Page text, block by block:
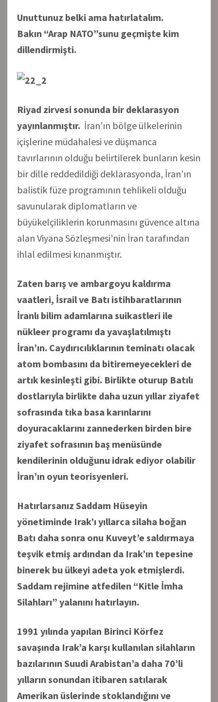
Unuttunuz belki ama hatırlatalım.
Bakın “Arap NATO”sunu geçmişte kim
dillendirmişti.
Riyad zirvesi sonunda bir deklarasyon
yayınlanmıştır. İran’ın bölge ülkelerinin
içişlerine müdahalesi ve düşmanca
tavırlarının olduğu belirtilerek bunların kesin
bir dille reddedildiği deklarasyonda, İran’ın
balistik füze programının tehlikeli olduğu
savunularak diplomatların ve
büyükelçiliklerin korunmasını güvence altına
alan Viyana Sözleşmesi’nin İran tarafından
ihlal edilmesi kınanmıştır.
Zaten barış ve ambargoyu kaldırma
vaatleri, İsrail ve Batı istihbaratlarının
İranlı bilim adamlarına suikastleri ile
nükleer programı da yavaşlatılmıştı
İran’ın. Caydırıcılıklarının teminatı olacak
atom bombasını da bitiremeyecekleri de
artık kesinleşti gibi. Birlikte oturup Batılı
dostlarıyla birlikte daha uzun yıllar ziyafet
sofrasında tıka basa karınlarını
doyuracaklarını zannederken birden bire
ziyafet sofrasının baş menüsünde
kendilerinin olduğunu idrak ediyor olabilir
İran’ın oyun teorisyenleri.
Hatırlarsanız Saddam Hüseyin
yönetiminde Irak’ı yıllarca silaha boğan
Batı daha sonra onu Kuveyt’e saldırmaya
teşvik etmiş ardından da Irak’ın tepesine
binerek bu ülkeyi adeta yok etmişlerdi.
Saddam rejimine atfedilen “Kitle İmha
Silahları” yalanını hatırlayın.
1991 yılında yapılan Birinci Körfez
savaşında Irak’a karşı kullanılan silahların
bazılarının Suudi Arabistan’a daha 70’li
yılların sonundan itibaren satılarak
Amerikan üslerinde stoklandığını ve